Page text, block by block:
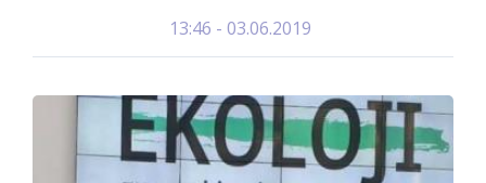
03.06.2019 - 13:46